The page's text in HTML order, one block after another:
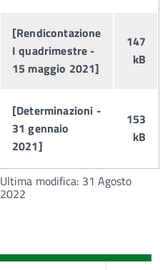
[Rendicontazione
I quadrimestre -
15 maggio 2021]
147
kB
[Determinazioni -
31 gennaio
2021]
153
kB
Ultima modifica: 31 Agosto
2022